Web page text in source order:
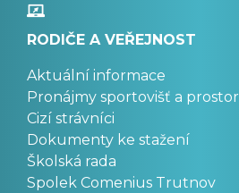
RODIČE A VEŘEJNOST
Aktuální informace
Pronájmy sportovišť a prostor
Cizí strávníci
Dokumenty ke stažení
Školská rada
Spolek Comenius Trutnov